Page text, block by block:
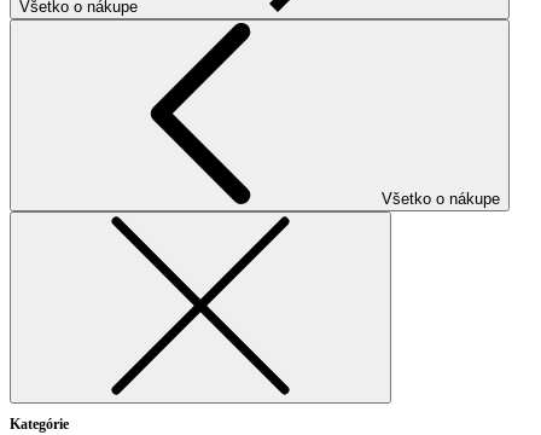
Všetko o nákupe
Všetko o nákupe
Kategórie